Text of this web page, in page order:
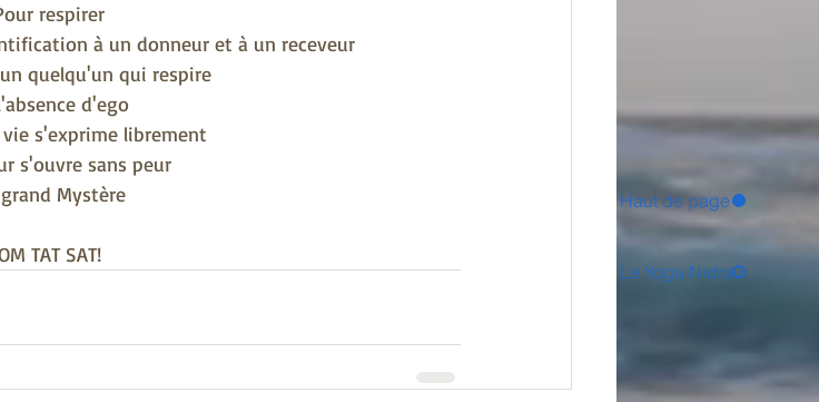
Haut de page
Le Yoga Nidra
respirer
à un donneur et à un receveur
quelqu'un qui respire
d'ego
s'exprime librement
s'ouvre sans peur
Mystère
TAT SAT!